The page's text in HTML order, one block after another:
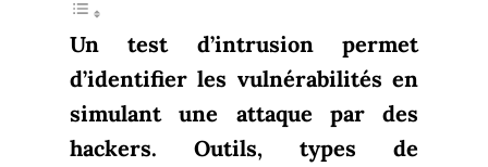
Un test d’intrusion permet
d’identifier les vulnérabilités en
simulant une attaque par des
hackers. Outils, types de